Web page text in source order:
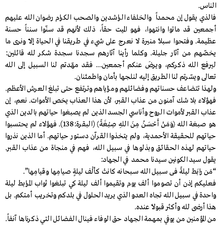
الناس.
فالذي يقول إن محمداً والخلفاء الراشدين والصحب الكرام رضوان الله عليهم
أجمعين قد ماتوا وانتهوا، فهو الميت حقاً، ذلك لأنهم قد سنّوا سنناً حسنة
عظيمة. وفتحوا سبلاً منيرة لا نعرج على شيء في طريقنا في الحياة إلاّ ونرى ما
يخصّهم من آثار جليلة. وكلما رأينا آثارهم سجدنا سجدة شكر لله قائلين:
ليرفع الله ذكركم، ويرضَ عنكم أجمعين… فقد مهّدتم لنا السبيل إلى الله
تعالى ويسّرتم لنا الطريق إليه لنلجها بأمان واطمئنان.
ولهذا تتضاعف حسناتهم وفضائلهم ومزاياهم وترتفع حتى تبلغ العرش الأعظم.
فهؤلاء بلا شك آمنون من عذاب القبر، لأن هذا العذاب يخص الأموات. نعم، إن
عذاب القبر لأموات الروح وأناسي الجسد الذين لم يصبغوا حياتهم بالدين الذي
هو صبغة الله ﴿وَمَنْ أَحْسَنُ مِنَ اللهِ صِبْغَةً﴾ (البقرة:138). فهؤلاء لم يحتسبوا
حياتهم للحقيقة الأحمدية، ولم يتخذوا القرآن دستور حياتهم. أما الذين نذروا
حياتهم لهذه الحقائق وبذلوها في سبيل الله، فهم في منجاة من عذاب القبر.
يقول سيد الكونين سيدنا محمد في الجهاد:
“مَن رابَط ليلةً فى سـبيل الله سـبحانه كانتْ كألْف ليلةٍ صيامِها وقيامِها”.
فعليكم إذن أن تصوموا ألف يوم وتقيموا ألف ليلة كي تبلغوا ثواب المرابط ليلة
واحدة في سبيل الله تجاه العدو الذي يريد الحلول في بلدكم وتخريب أمتكم. بل
هذا أرضى لله وأكثر قبولاً عنده.
من المؤمنين من يوفي بمهمة الجهاد حق الوفاء فينال الفضائل التي ذكرناها آنفاً.